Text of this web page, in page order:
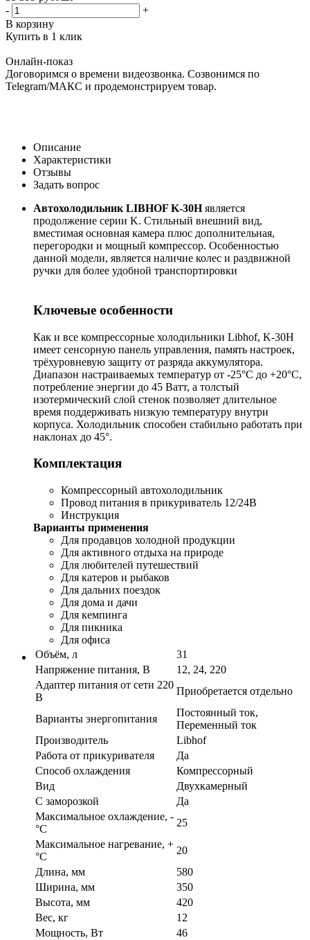
-
+
В корзину
Купить в 1 клик
Онлайн-показ
Договоримся о времени видеозвонка. Созвонимся по
Telegram/МАКС и продемонстрируем товар.
Описание
Характеристики
Отзывы
Задать вопрос
Автохолодильник LIBHOF K-30Hявляется
продолжение серии K. Стильный внешний вид,
вместимая основная камера плюс дополнительная,
перегородки и мощный компрессор. Особенностью
данной модели, является наличие колес и раздвижной
ручки для более удобной транспортировки
Ключевые особенности
Как и все компресcорные холодильники Libhof, K-30H
имеет сенсорную панель управления, память настроек,
трёхуровневую защиту от разряда аккумулятора.
Диапазон настраиваемых температур от -25°C до +20°C,
потребление энергии до 45 Ватт, а толстый
изотермический слой стенок позволяет длительное
время поддерживать низкую температуру внутри
корпуса. Холодильник способен стабильно работать при
наклонах до 45°.
Комплектация
Компрессорный автохолодильник
Провод питания в прикуриватель 12/24В
Инструкция
Варианты применения
Для продавцов холодной продукции
Для активного отдыха на природе
Для любителей путешествий
Для катеров и рыбаков
Для дальних поездок
Для дома и дачи
Для кемпинга
Для пикника
Для офиса
Объём, л
31
Напряжение питания, В
12, 24, 220
Адаптер питания от сети 220
В
Приобретается отдельно
Варианты энергопитания
Постоянный ток,
Переменный ток
Производитель
Libhof
Работа от прикуривателя
Да
Способ охлаждения
Компрессорный
Вид
Двухкамерный
С заморозкой
Да
Максимальное охлаждение, -
°C
25
Максимальное нагревание, +
°C
20
Длина, мм
580
Ширина, мм
350
Высота, мм
420
Вес, кг
12
Мощность, Вт
46